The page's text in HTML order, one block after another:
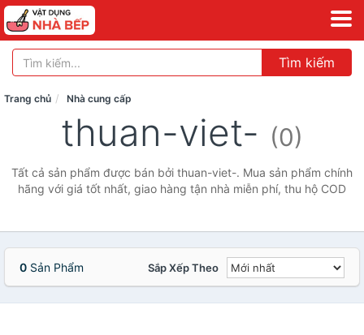
Tìm kiếm
Trang chủ Nhà cung cấp
thuan-viet- (0)
Tất cả sản phẩm được bán bởi thuan-viet-. Mua sản phẩm chính
hãng với giá tốt nhất, giao hàng tận nhà miễn phí, thu hộ COD
0 Sản Phẩm Sắp Xếp Theo